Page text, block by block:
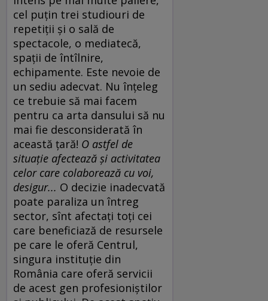
cel puţin trei studiouri de
repetiţii şi o sală de
spectacole, o mediatecă,
spaţii de întîlnire,
echipamente. Este nevoie de
un sediu adecvat. Nu înţeleg
ce trebuie să mai facem
pentru ca arta dansului să nu
mai fie desconsiderată în
această ţară! O astfel de
situaţie afectează şi activitatea
celor care colaborează cu voi,
desigur... O decizie inadecvată
poate paraliza un întreg
sector, sînt afectaţi toţi cei
care beneficiază de resursele
pe care le oferă Centrul,
singura instituţie din
România care oferă servicii
de acest gen profesioniştilor